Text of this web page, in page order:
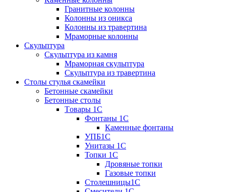
Гранитные колонны
Колонны из оникса
Колонны из травертина
Мраморные колонны
Скульптура
Скульптура из камня
Мраморная скульптура
Скульптура из травертина
Столы стулья скамейки
Бетонные скамейки
Бетонные столы
Tовары 1C
Фонтаны 1C
Каменные фонтаны
УПБ1С
Унитазы 1С
Топки 1С
Дровяные топки
Газовые топки
Столешницы1С